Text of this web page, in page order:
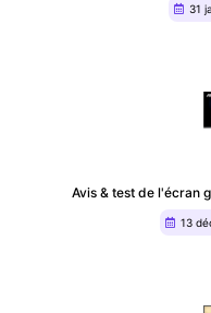
31
Avis & test de l'écran
13